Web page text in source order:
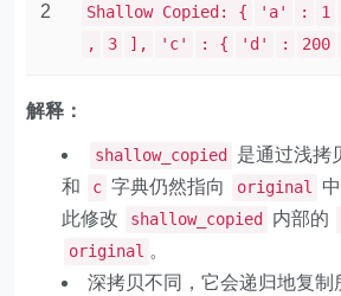
2
Shallow Copied: {
'a' : 1
,
3 ], 'c' : { 'd' : 200
解释：
shallow_copied 是通过浅拷
和
c 字典仍然指向 original
此修改
shallow_copied 内部的
original 。
深拷贝不同，它会递归地复制